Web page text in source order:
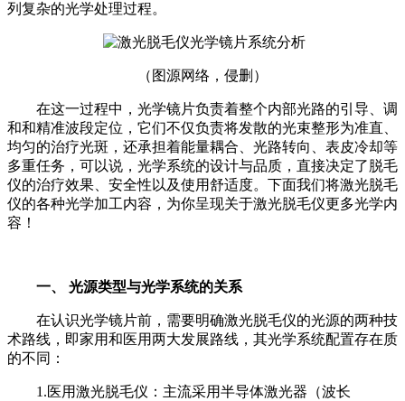
列复杂的光学处理过程。
（图源网络，侵删）
在这一过程中，光学镜片负责着整个内部光路的引导、调
和和精准波段定位，它们不仅负责将发散的光束整形为准直、
均匀的治疗光斑，还承担着能量耦合、光路转向、表皮冷却等
多重任务，可以说，光学系统的设计与品质，直接决定了脱毛
仪的治疗效果、安全性以及使用舒适度。下面我们将激光脱毛
仪的各种光学加工内容，为你呈现关于激光脱毛仪更多光学内
容！
一、 光源类型与光学系统的关系
在认识光学镜片前，需要明确激光脱毛仪的光源的两种技
术路线，即家用和医用两大发展路线，其光学系统配置存在质
的不同：
1.医用激光脱毛仪：主流采用半导体激光器（波长